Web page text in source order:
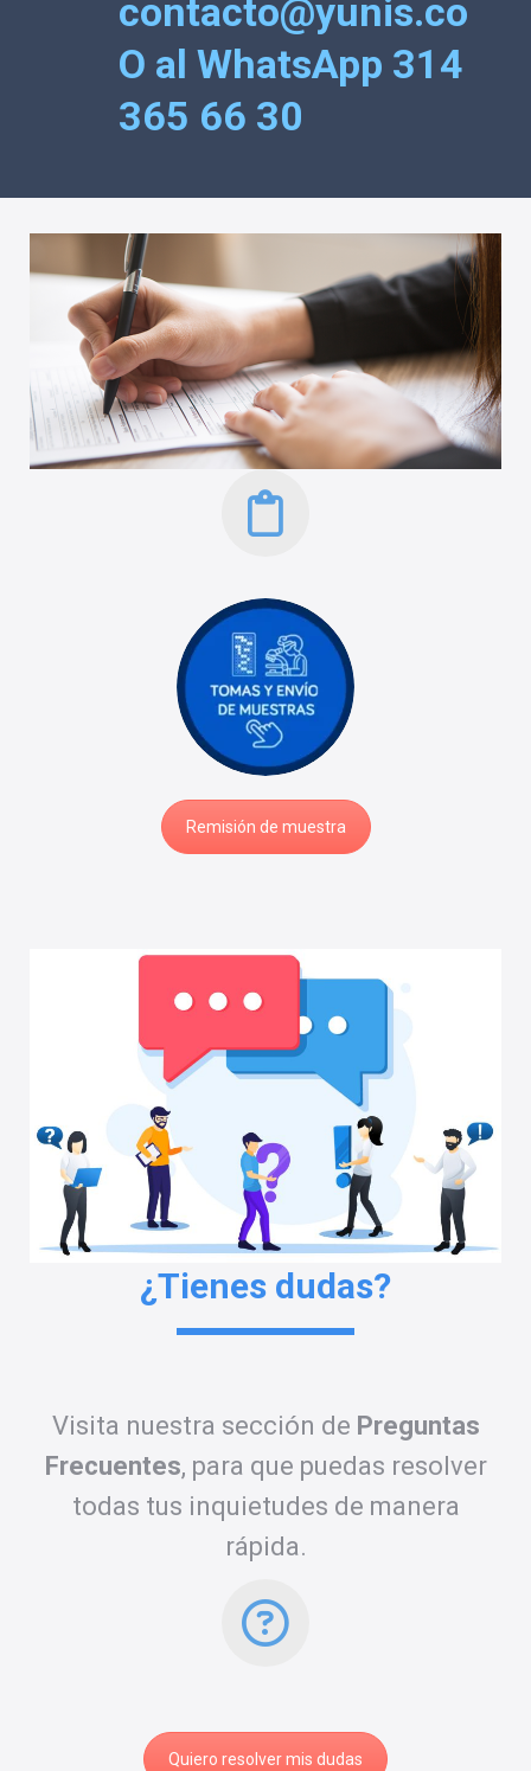
contacto@yunis.co
O al WhatsApp 314
365 66 30
Remisión de muestra
¿Tienes dudas?
Visita nuestra sección de Preguntas
Frecuentes, para que puedas resolver
todas tus inquietudes de manera
rápida.
Quiero resolver mis dudas